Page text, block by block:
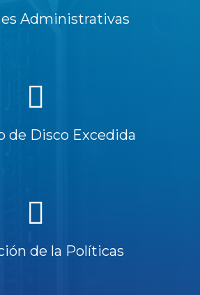
Administrativas
de Disco Excedida
de la Políticas